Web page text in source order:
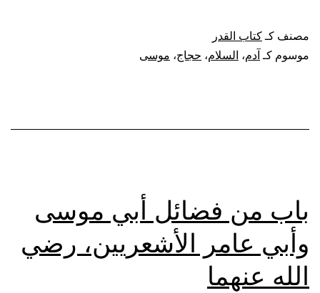
وموسى
مصنف كـكتاب القدر
موسوم كـ آدم، السلام، حجاج، موسى
باب من فضائل أبي موسى
وأبي عامر الأشعريين، رضي
الله عنهما